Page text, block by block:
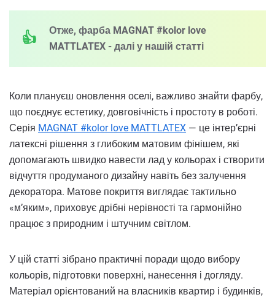
Отже, фарба MAGNAT #kolor love​
MATTLATEX - далі у нашій статті
Коли плануєш оновлення оселі, важливо знайти фарбу,
що поєднує естетику, довговічність і простоту в роботі.
Серія MAGNAT #kolor love​ MATTLATEX — це інтер’єрні
латексні рішення з глибоким матовим фінішем, які
допомагають швидко навести лад у кольорах і створити
відчуття продуманого дизайну навіть без залучення
декоратора. Матове покриття виглядає тактильно
«м’яким», приховує дрібні нерівності та гармонійно
працює з природним і штучним світлом.
У цій статті зібрано практичні поради щодо вибору
кольорів, підготовки поверхні, нанесення і догляду.
Матеріал орієнтований на власників квартир і будинків,